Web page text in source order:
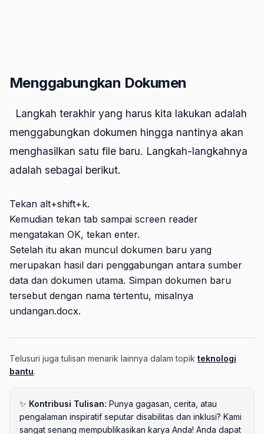
Menggabungkan Dokumen
Langkah terakhir yang harus kita lakukan adalah
menggabungkan dokumen hingga nantinya akan
menghasilkan satu file baru. Langkah-langkahnya
adalah sebagai berikut.
Tekan alt+shift+k.
Kemudian tekan tab sampai screen reader
mengatakan OK, tekan enter.
Setelah itu akan muncul dokumen baru yang
merupakan hasil dari penggabungan antara sumber
data dan dokumen utama. Simpan dokumen baru
tersebut dengan nama tertentu, misalnya
undangan.docx.
Telusuri juga tulisan menarik lainnya dalam topik teknologi
bantu.
✨ Kontribusi Tulisan: Punya gagasan, cerita, atau
pengalaman inspiratif seputar disabilitas dan inklusi? Kami
sangat senang mempublikasikan karya Anda! Anda dapat